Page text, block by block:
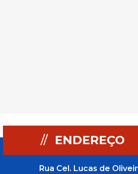
// ENDEREÇO
Rua Cel. Lucas de